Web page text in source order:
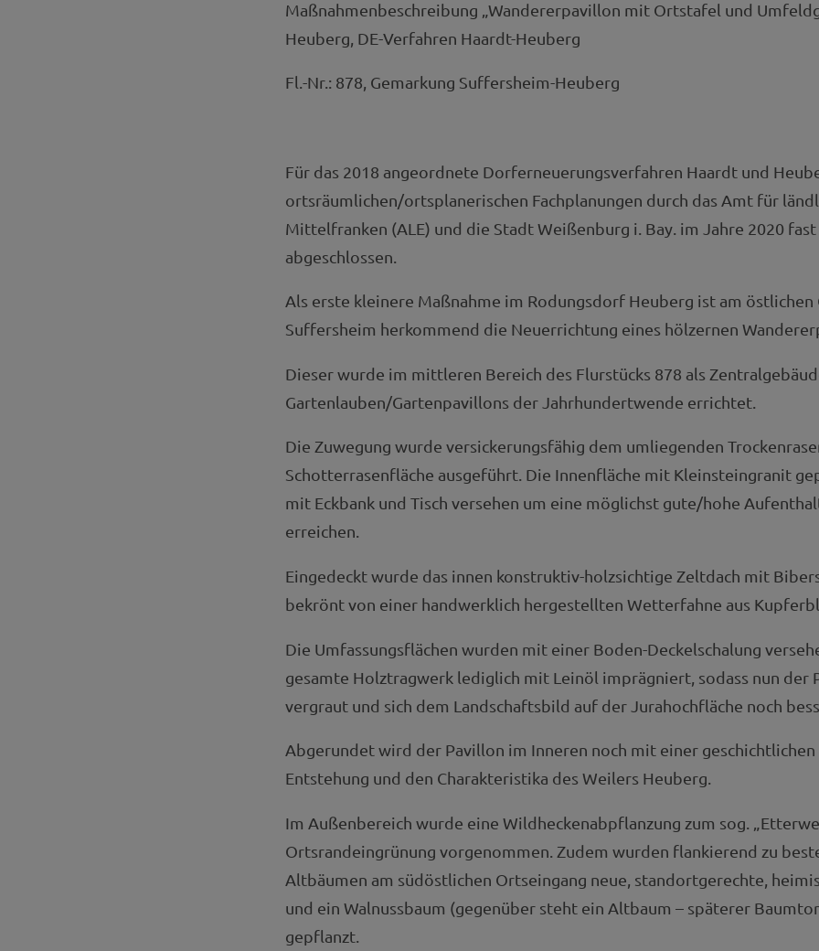
Maßnahmenbeschreibung „Wandererpavillon mit Ortstafel und
Heuberg, DE-Verfahren Haardt-Heuberg
Fl.-Nr.: 878, Gemarkung Suffersheim-Heuberg
Für das 2018 angeordnete Dorferneuerungsverfahren Haardt und
ortsräumlichen/ortsplanerischen Fachplanungen durch das Amt für
Mittelfranken (ALE) und die Stadt Weißenburg i. Bay. im Jahre 2020
abgeschlossen.
Als erste kleinere Maßnahme im Rodungsdorf Heuberg ist am östlichen
Suffersheim herkommend die Neuerrichtung eines hölzernen
Dieser wurde im mittleren Bereich des Flurstücks 878 als
Gartenlauben/Gartenpavillons der Jahrhundertwende errichtet.
Die Zuwegung wurde versickerungsfähig dem umliegenden
Schotterrasenfläche ausgeführt. Die Innenfläche mit Kleinsteingranit
mit Eckbank und Tisch versehen um eine möglichst gute/hohe
erreichen.
Eingedeckt wurde das innen konstruktiv-holzsichtige Zeltdach mit
bekrönt von einer handwerklich hergestellten Wetterfahne aus
Die Umfassungsflächen wurden mit einer Boden-Deckelschalung
gesamte Holztragwerk lediglich mit Leinöl imprägniert, sodass nun der
vergraut und sich dem Landschaftsbild auf der Jurahochfläche noch
Abgerundet wird der Pavillon im Inneren noch mit einer
Entstehung und den Charakteristika des Weilers Heuberg.
Im Außenbereich wurde eine Wildheckenabpflanzung zum sog.
Ortsrandeingrünung vorgenommen. Zudem wurden flankierend zu
Altbäumen am südöstlichen Ortseingang neue, standortgerechte,
und ein Walnussbaum (gegenüber steht ein Altbaum – späterer
gepflanzt.